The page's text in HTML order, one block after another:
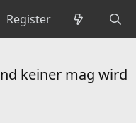
Register
keiner mag wird